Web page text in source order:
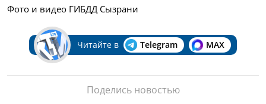
Фото и видео ГИБДД Сызрани
Читайте в Telegram MAX
Поделись новостью